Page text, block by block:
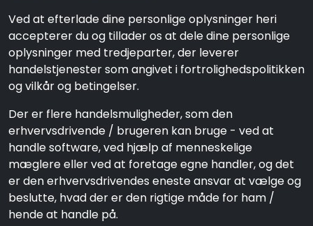
Ved at efterlade dine personlige oplysninger heri
accepterer du og tillader os at dele dine personlige
oplysninger med tredjeparter, der leverer
handelstjenester som angivet i fortrolighedspolitikken
og vilkår og betingelser.
Der er flere handelsmuligheder, som den
erhvervsdrivende / brugeren kan bruge - ved at
handle software, ved hjælp af menneskelige
mæglere eller ved at foretage egne handler, og det
er den erhvervsdrivendes eneste ansvar at vælge og
beslutte, hvad der er den rigtige måde for ham /
hende at handle på.